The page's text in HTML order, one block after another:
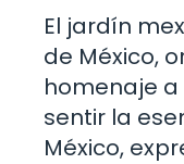
El jardín
de México,
homenaje
sentir la
México,